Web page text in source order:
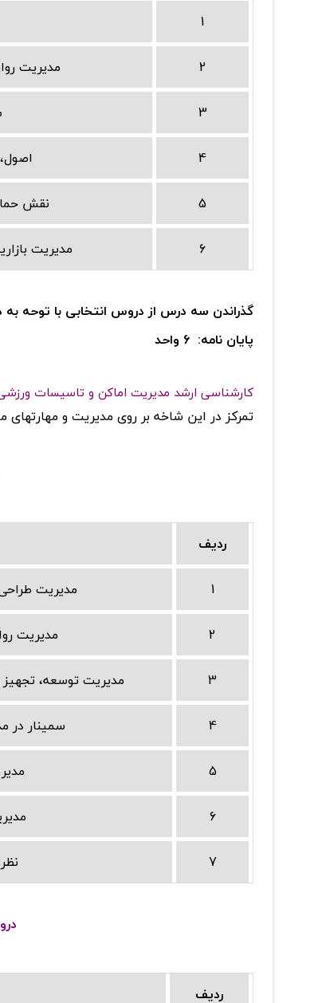
1
2 مدیریت
3
4
5 نقش
6 مدیریت
گذراندن سه درس از دروس انتخابی با توحه
پایان نامه: 6 واحد
کارشناسی ارشد مدیریت اماکن و تاسیسات
تمرکز در این شاخه بر روی مدیریت و
ردیف
1 مدیریت
2 مدیریت
3 مدیریت توسعه، تجهیز
4 سمینار در
5
6
7
ردیف